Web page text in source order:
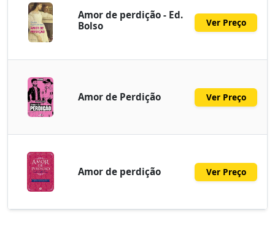
Amor de perdição - Ed.
Bolso
Ver Preço
Amor de Perdição Ver Preço
Amor de perdição Ver Preço